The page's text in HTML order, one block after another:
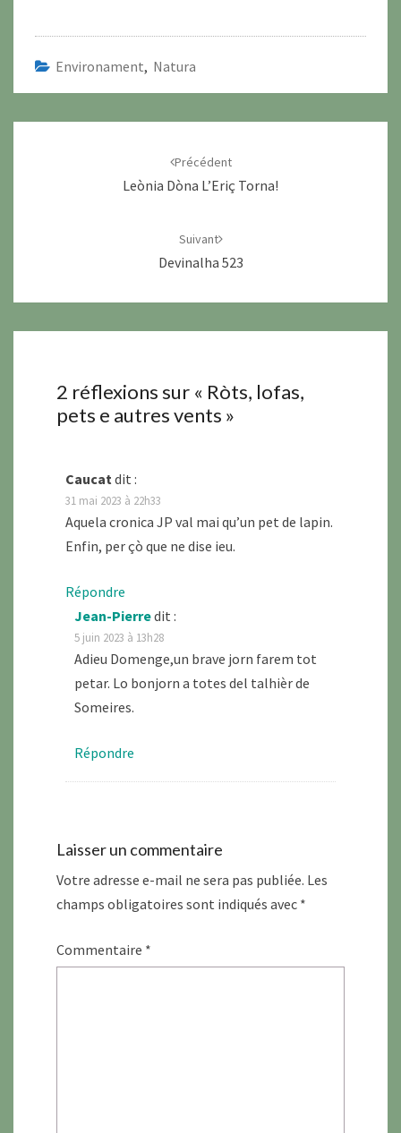
Environament, Natura
Précédent
Leònia Dòna L’Eriç Torna!
Suivant
Devinalha 523
2 réflexions sur « Ròts, lofas,
pets e autres vents »
Caucatdit :
31 mai 2023 à 22h33
Aquela cronica JP val mai qu’un pet de lapin.
Enfin, per çò que ne dise ieu.
Répondre
Jean-Pierredit :
5 juin 2023 à 13h28
Adieu Domenge,un brave jorn farem tot
petar. Lo bonjorn a totes del talhièr de
Someires.
Répondre
Laisser un commentaire
Votre adresse e-mail ne sera pas publiée. Les
champs obligatoires sont indiqués avec *
Commentaire *